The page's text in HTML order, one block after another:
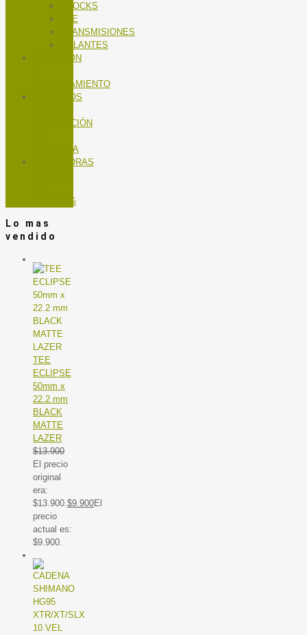
SHOCKS
TEE
TRANSMISIONES
VOLANTES
NUTRICIÓN
ENTRENAMIENTO
SERVICIOS
MANTENCIÓN
BICICLETA
TROTADORAS
SPINNING
Lo mas
vendido
TEE
ECLIPSE
50mm x
22.2 mm
BLACK
MATTE
LAZER
$13.900
El precio
original
era:
$13.900.$9.900El
precio
actual es:
$9.900.